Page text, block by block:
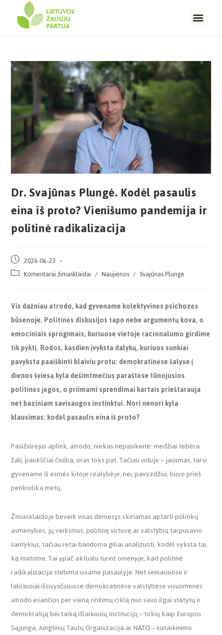
Dr. Svajūnas Plungė. Kodėl pasaulis
eina iš proto? Vienišumo pandemija ir
politinė radikalizacija
2026-06-23
Komentarai žiniasklaidai / Naujienos / Svajūnas Plungė
Vis dažniau atrodo, kad gyvename kolektyvinės psichozės
būsenoje. Politinės diskusijos tapo nebe argumentų kova, o
emociniais sprogimais, kuriuose vietoje racionalumo girdime
tik pyktį. Rodos, kasdien įvyksta dalykų, kuriuos sunkiai
pavyksta paaiškinti blaiviu protu: demokratinėse šalyse į
dienos šviesą kyla dešimtmečius paraštėse tūnojusios
politinės jėgos, o priimami sprendimai kartais prieštarauja
net baziniam savisaugos instinktui. Nori nenori kyla
klausimas: kodėl pasaulis eina iš proto?
Pasižiūrėjus aplink, atrodo, niekas nepasikeitė: medžiai tebėra
žali, paukščiai čiulba, oras toks pat. Tačiau viduje – jausmas, tarsi
gyvename iš esmės kitoje realybėje, nei, pavyzdžiui, buvo prieš
penkiolika metų.
Žiniasklaidoje beveik visas dėmesys skiriamas aptarti politikų
asmenybes, jų veiksmus, politinę virtuvę ar valstybių tarpusavio
santykius, tačiau retai bandoma giliai analizuoti, kodėl vyksta tai,
ką matome. Tai ypač aktualu turint omenyje, kad politinė
radikalizacija stebima visame pasaulyje. Net seniausiose ir
labiausiai išsivysčiusiose demokratinėse valstybėse visuomenės
atrodo esančios per vieną rinkimų ciklą nuo savo ilgai statytų ir
demokratiją bei taiką išlaikiusių institucijų – tokių kaip Europos
Sąjunga, Jungtinių Tautų Organizacija ar NATO – sunaikinimo.